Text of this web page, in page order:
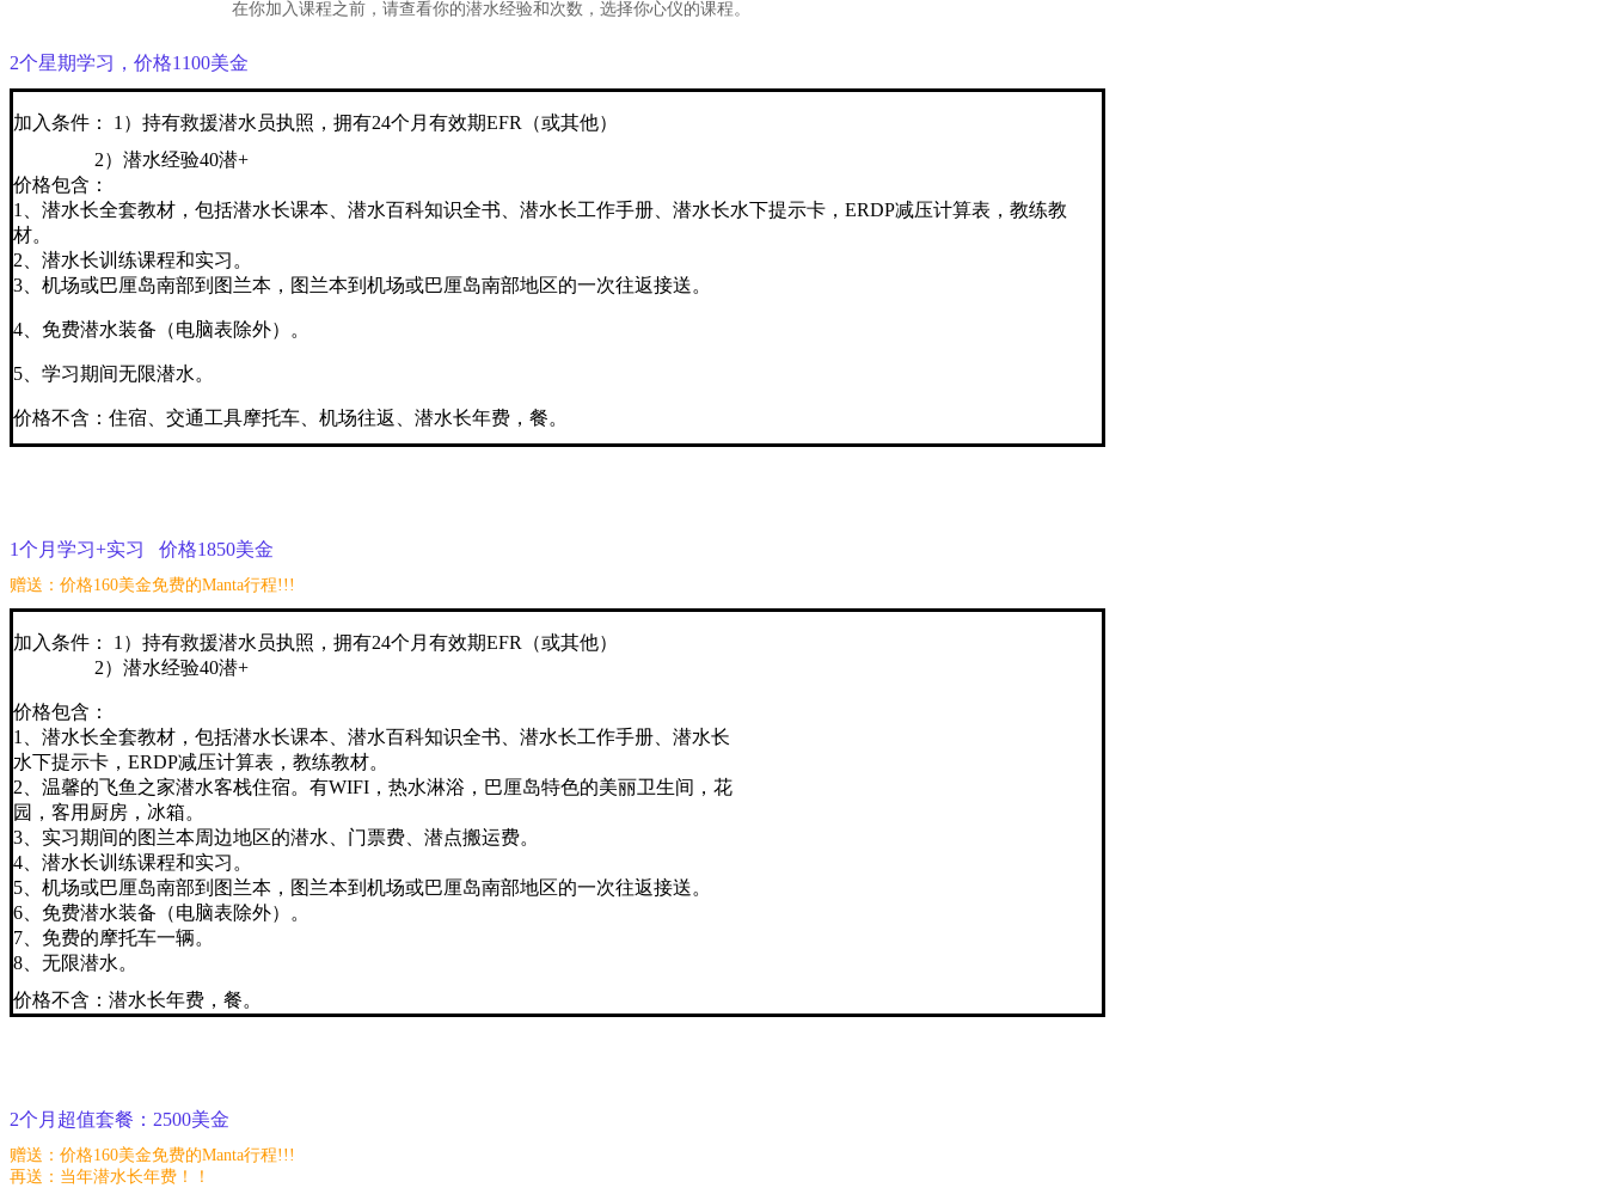
在你加入课程之前，请查看你的潜水经验和次数，选择你心仪的课程。
2个星期学习，价格1100美金
加入条件： 1）持有救援潜水员执照，拥有24个月有效期EFR（或其他）
2）潜水经验40潜+
价格包含：
1、潜水长全套教材，包括潜水长课本、潜水百科知识全书、潜水长工作手册、潜水长水下提示卡，ERDP减压计算表，教练教
材。
2、潜水长训练课程和实习。
3、机场或巴厘岛南部到图兰本，图兰本到机场或巴厘岛南部地区的一次往返接送。
4、免费潜水装备（电脑表除外）。
5、学习期间无限潜水。
价格不含：住宿、交通工具摩托车、机场往返、潜水长年费，餐。
1个月学习+实习 价格1850美金
赠送：价格160美金免费的Manta行程!!!
加入条件： 1）持有救援潜水员执照，拥有24个月有效期EFR（或其他）
2）潜水经验40潜+
价格包含：
1、潜水长全套教材，包括潜水长课本、潜水百科知识全书、潜水长工作手册、潜水长
水下提示卡，ERDP减压计算表，教练教材。
2、温馨的飞鱼之家潜水客栈住宿。有WIFI，热水淋浴，巴厘岛特色的美丽卫生间，花
园，客用厨房，冰箱。
3、实习期间的图兰本周边地区的潜水、门票费、潜点搬运费。
4、潜水长训练课程和实习。
5、机场或巴厘岛南部到图兰本，图兰本到机场或巴厘岛南部地区的一次往返接送。
6、免费潜水装备（电脑表除外）。
7、免费的摩托车一辆。
8、无限潜水。
价格不含：潜水长年费，餐。
2个月超值套餐：2500美金
赠送：价格160美金免费的Manta行程!!!
再送：当年潜水长年费 ！！